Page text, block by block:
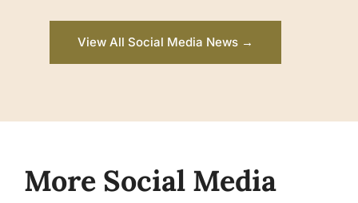
View All Social Media News →
More Social Media